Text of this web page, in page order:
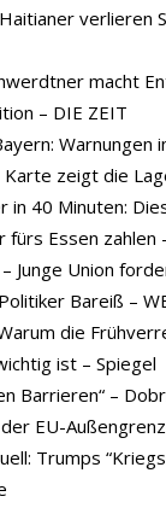
verlieren
macht
– DIE ZEIT
Warnungen
Karte zeigt die
in 40 Minuten:
fürs Essen zahlen
Junge Union
Bareiß –
die
ist – Spiegel
Barrieren“ –
EU-
Trumps